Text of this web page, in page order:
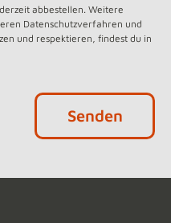
abbestellen. Weitere
Datenschutzverfahren und
und respektieren, findest du in